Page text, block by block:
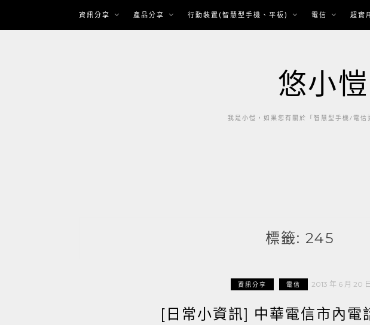
content
資訊分享 產品分享 行動裝置(智慧型手機、平板) 電信 超實
悠小
我是小愷，如果您有關於「智慧型手機/電
標籤: 245
資訊分享 電信 2013 年 6 月 20 日
[日常小資訊] 中華電信市內電